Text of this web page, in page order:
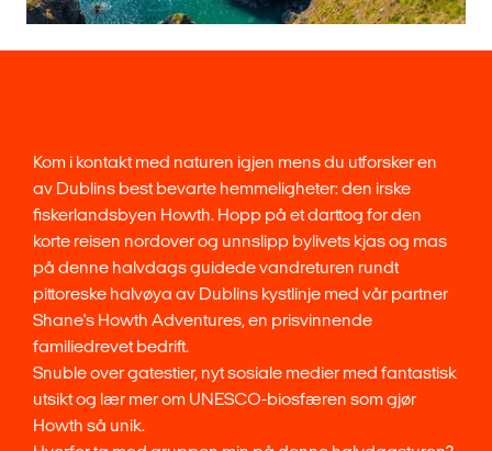
Kom i kontakt med naturen igjen mens du utforsker en
av Dublins best bevarte hemmeligheter: den irske
fiskerlandsbyen Howth. Hopp på et darttog for den
korte reisen nordover og unnslipp bylivets kjas og mas
på denne halvdags guidede vandreturen rundt
pittoreske halvøya av Dublins kystlinje med vår partner
Shane's Howth Adventures, en prisvinnende
familiedrevet bedrift.
Snuble over gatestier, nyt sosiale medier med fantastisk
utsikt og lær mer om UNESCO-biosfæren som gjør
Howth så unik.